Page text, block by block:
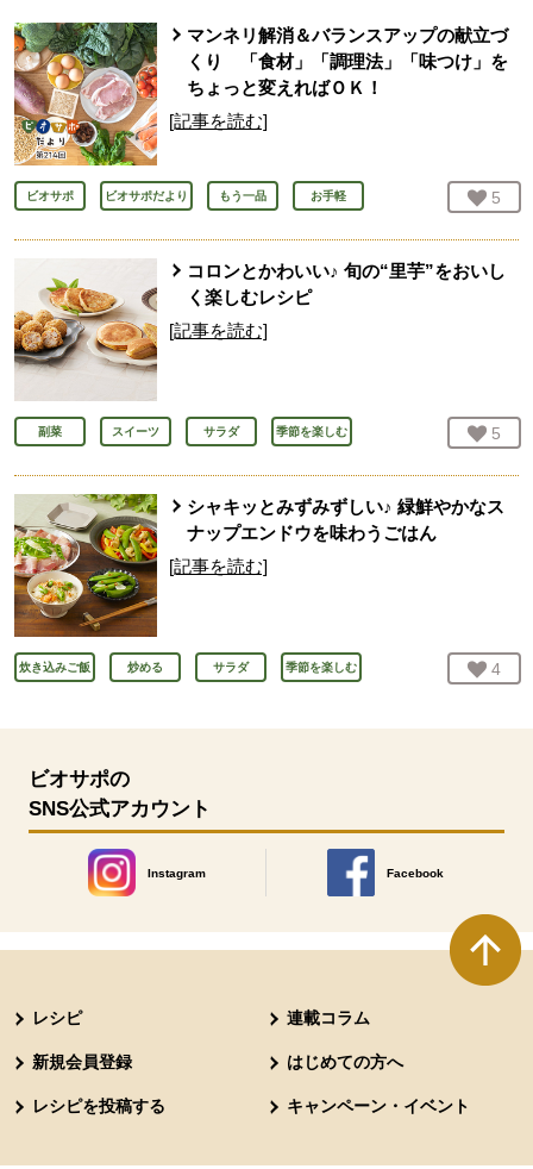
マンネリ解消＆バランスアップの献立づ
くり 「食材」「調理法」「味つけ」を
ちょっと変えればＯＫ！
[記事を読む]
ビオサポ ビオサポだより もう一品 お手軽 お気
5
コロンとかわいい♪ 旬の“里芋”をおいし
く楽しむレシピ
[記事を読む]
副菜 スイーツ サラダ 季節を楽しむ お気
5
シャキッとみずみずしい♪ 緑鮮やかなス
ナップエンドウを味わうごはん
[記事を読む]
炊き込みご飯 炒める サラダ 季節を楽しむ お気
4
ビオサポの
SNS公式アカウント
Instagram
別のウィンドウで開きます。
Facebook
別のウィンドウで開きます
レシピ 連載コラム
新規会員登録 はじめての方へ
レシピを投稿する キャンペーン・イベント